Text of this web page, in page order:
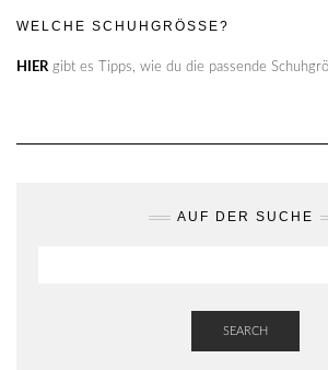
WELCHE SCHUHGRÖSSE?
HIERgibt es Tipps, wie du die passende
AUF DER SUCHE
SEARCH